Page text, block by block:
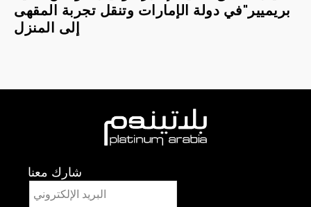
بريميير"في دولة الإمارات وتنقل تجربة المقهى
إلى المنزل
شارك معنا